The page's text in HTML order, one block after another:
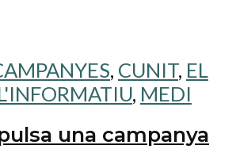
, CUNIT, EL
, MEDI
una campanya